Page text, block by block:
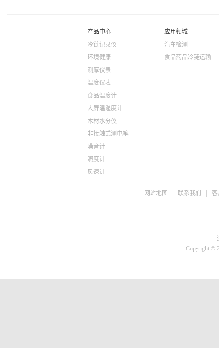
产品中心
冷链记录仪
环境健康
测厚仪表
温度仪表
食品温度计
大屏温湿度计
木材水分仪
非接触式测电笔
噪音计
照度计
风速计
应用领域
汽车检测
食品药品冷链运输
网站地图 联系我们 客
Copyright ©